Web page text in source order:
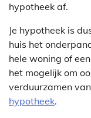
hypotheek af.
Je hypotheek is
huis het
hele woning of
het mogelijk om
verduurzamen
hypotheek.